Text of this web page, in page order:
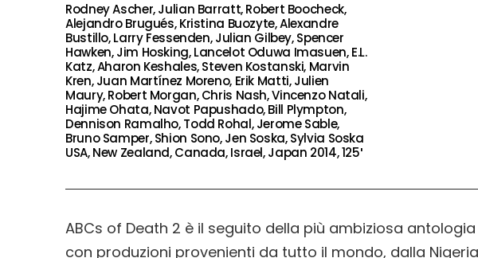
Rodney Ascher, Julian Barratt, Robert Boocheck,
Alejandro Brugués, Kristina Buozyte, Alexandre
Bustillo, Larry Fessenden, Julian Gilbey, Spencer
Hawken, Jim Hosking, Lancelot Oduwa Imasuen, E.L.
Katz, Aharon Keshales, Steven Kostanski, Marvin
Kren, Juan Martínez Moreno, Erik Matti, Julien
Maury, Robert Morgan, Chris Nash, Vincenzo Natali,
Hajime Ohata, Navot Papushado, Bill Plympton,
Dennison Ramalho, Todd Rohal, Jerome Sable,
Bruno Samper, Shion Sono, Jen Soska, Sylvia Soska
USA, New Zealand, Canada, Israel, Japan 2014, 125′
ABCs of Death 2 è il seguito della più ambiziosa
con produzioni provenienti da tutto il mondo, dalla